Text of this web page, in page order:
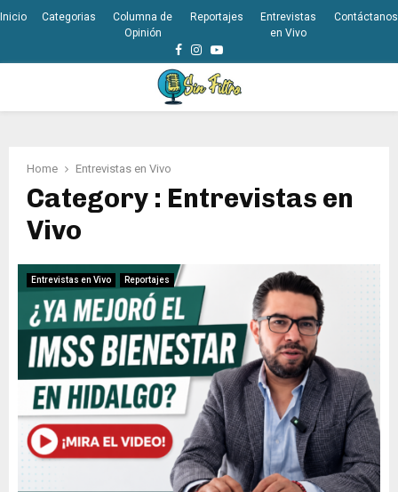
Inicio Categorias
Columna de
Opinión
Reportajes
Entrevistas
en Vivo
Contáctanos
Facebook
Instagram
Youtube
Home Entrevistas en Vivo
Category : Entrevistas en
Vivo
Entrevistas en Vivo Reportajes